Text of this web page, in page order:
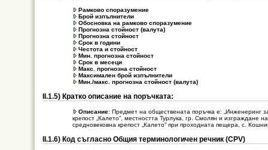
Рамково споразумение
Брой изпълнители
Обосновка на рамково споразумение
Прогнозна стойност (валута)
Прогнозна стойност
Срок в години
Честота и стойност
Мин. прогнозна стойност
Срок в месеци
Макс. прогнозна стойност
Максимален брой изпълнители
Мин./макс. прогнозна стойност (валута)
ІІ.1.5) Кратко описание на поръчката:
Описание: Предмет на обществената поръчка е: „Инженеринг
крепост „Калето”, местността Турлука, гр. Смолян и изграждане
средновековна крепост „Калето” при проходната пещера, с.
ІІ.1.6) Код съгласно Общия терминологичен речник (CPV)